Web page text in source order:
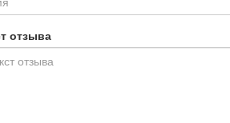
отзыва